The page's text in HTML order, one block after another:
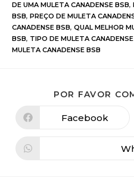
DE UMA MULETA CANADENSE BSB,
BSB, PREÇO DE MULETA
CANADENSE BSB, QUAL MELHOR
BSB, TIPO DE MULETA
MULETA CANADENSE BSB
POR FAVOR
Facebook